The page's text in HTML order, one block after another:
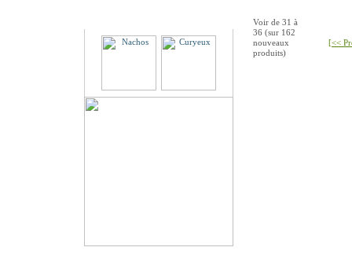
Voir de 31 à
36 (sur 162
nouveaux
produits)
[<<